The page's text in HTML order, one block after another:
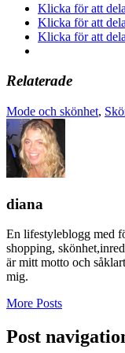
Klicka för att
Klicka för att
Klicka för att
Relaterade
Mode och skönhet,
diana
En lifestyleblogg med
shopping,
är mitt motto och
mig.
More Posts
Post